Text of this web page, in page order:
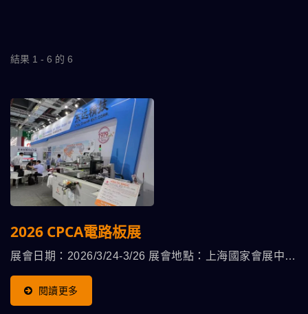
結果 1 - 6 的 6
2026 CPCA電路板展
展會日期：2026/3/24-3/26 展會地點：上海國家會展中心
攤位號碼：8C70
閱讀更多